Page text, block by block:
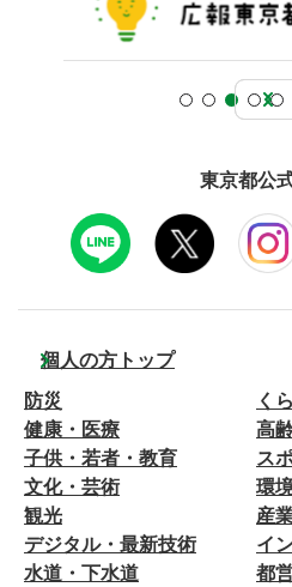
東京都公
個人の方トップ
防災
く
健康・医療
高
子供・若者・教育
ス
文化・芸術
環
観光
産
デジタル・最新技術
イ
水道・下水道
都